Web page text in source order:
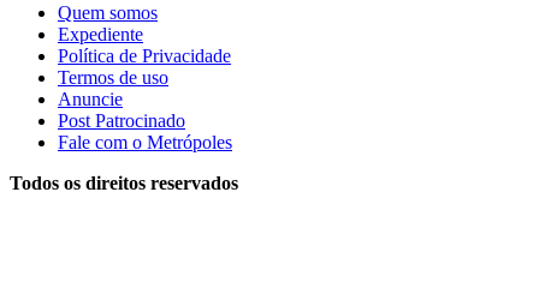
Quem somos
Expediente
Política de Privacidade
Termos de uso
Anuncie
Post Patrocinado
Fale com o Metrópoles
Todos os direitos reservados